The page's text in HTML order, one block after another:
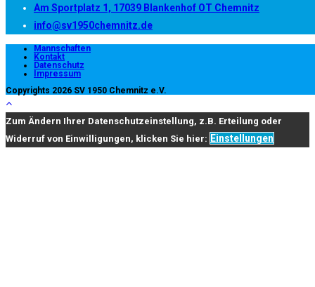
Am Sportplatz 1, 17039 Blankenhof OT Chemnitz
a
info@sv1950chemnitz.deOpens
in
Mannschaften
Kontakt
Datenschutz
Impressum
Copyrights 2026 SV 1950 Chemnitz e.V.
Zum Ändern Ihrer Datenschutzeinstellung, z.B. Erteilung oder
Widerruf von Einwilligungen, klicken Sie hier: Einstellungen